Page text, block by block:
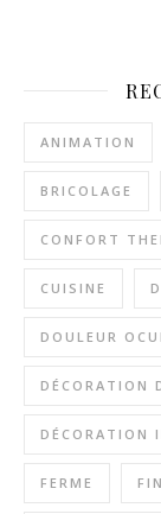
ANIMATION
BRICOLAGE
CONFORT
CUISINE
DOULEUR
DÉCORATION
DÉCORATION
FERME